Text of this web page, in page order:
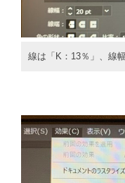
線は「K：13％」、線